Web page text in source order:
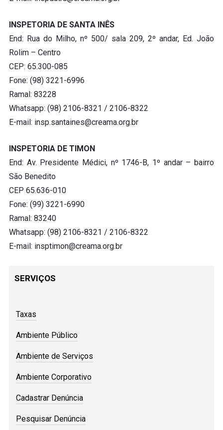
INSPETORIA DE SANTA INÊS
End: Rua do Milho, nº 500/ sala 209, 2º andar, Ed. João
Rolim – Centro
CEP: 65.300-085
Fone: (98) 3221-6996
Ramal: 83228
Whatsapp: (98) 2106-8321 / 2106-8322
E-mail: insp.santaines@creama.org.br
NSPETORIA DE TIMON
End: Av. Presidente Médici, nº 1746-B, 1º andar – bairro
São Benedito
CEP 65.636-010
Fone: (99) 3221-6990
Ramal: 83240
Whatsapp: (98) 2106-8321 / 2106-8322
E-mail: insptimon@creama.org.br
SERVIÇOS
Taxas
Ambiente Público
Ambiente de Serviços
Ambiente Corporativo
Cadastrar Denúncia
Pesquisar Denúncia